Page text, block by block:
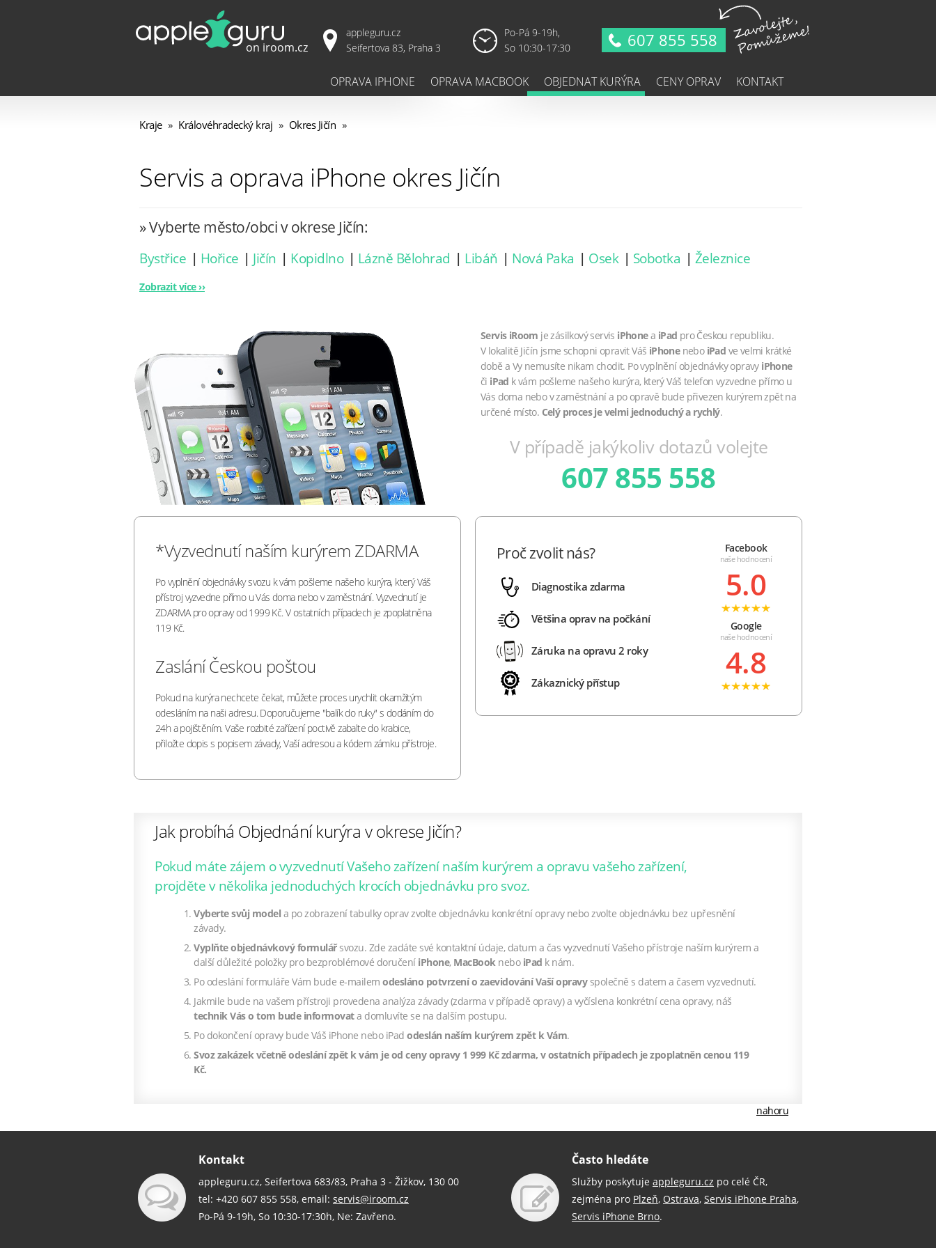
appleguru.cz
Seifertova 83, Praha 3
Po-Pá 9-19h,
So 10:30-17:30
607 855 558
OPRAVA IPHONE OPRAVA MACBOOK OBJEDNAT KURÝRA CENY OPRAV KONTAKT
Kraje » Královéhradecký kraj » Okres Jičín »
Servis a oprava iPhone okres Jičín
» Vyberte město/obci v okrese Jičín:
Bystřice | Hořice | Jičín | Kopidlno | Lázně Bělohrad | Libáň | Nová Paka | Osek | Sobotka | Železnice
Zobrazit více ››
Servis iRoom je zásilkový servis iPhonea iPad pro Českou republiku.
V lokalitě Jičín jsme schopni opravit Váš iPhonenebo iPad ve velmi krátké
době a Vy nemusíte nikam chodit. Po vyplnění objednávky opravy iPhone
či iPad k vám pošleme našeho kurýra, který Váš telefon vyzvedne přímo u
Vás doma nebo v zaměstnání a po opravě bude přivezen kurýrem zpět na
určené místo. Celý proces je velmi jednoduchý a rychlý.
V případě jakýkoliv dotazů volejte
607 855 558
*Vyzvednutí naším kurýrem ZDARMA
Po vyplnění objednávky svozu k vám pošleme našeho kurýra, který Váš
přístroj vyzvedne přímo u Vás doma nebo v zaměstnání. Vyzvednutí je
ZDARMA pro opravy od 1999 Kč. V ostatních případech je zpoplatněna
119 Kč.
Zaslání Českou poštou
Pokud na kurýra nechcete čekat, můžete proces urychlit okamžitým
odesláním na naši adresu. Doporučujeme "balík do ruky" s dodáním do
24h a pojištěním. Vaše rozbité zařízení poctivě zabalte do krabice,
přiložte dopis s popisem závady, Vaší adresou a kódem zámku přístroje.
Proč zvolit nás?
Diagnostika zdarma
Většina oprav na počkání
Záruka na opravu 2 roky
Zákaznický přístup
Facebook
naše hodnocení
5.0
Google
naše hodnocení
4.8
Jak probíhá Objednání kurýra v okrese Jičín?
Pokud máte zájem o vyzvednutí Vašeho zařízení naším kurýrem a opravu vašeho zařízení,
projděte v několika jednoduchých krocích objednávku pro svoz.
Vyberte svůj model a po zobrazení tabulky oprav zvolte objednávku konkrétní opravy nebo zvolte objednávku bez upřesnění
závady.
Vyplňte objednávkový formulářsvozu. Zde zadáte své kontaktní údaje, datum a čas vyzvednutí Vašeho přístroje naším kurýrem a
další důležité položky pro bezproblémové doručení iPhone, MacBooknebo iPad k nám.
Po odeslání formuláře Vám bude e-mailem odesláno potvrzení o zaevidování Vaší opravyspolečně s datem a časem vyzvednutí.
Jakmile bude na vašem přístroji provedena analýza závady (zdarma v případě opravy) a vyčíslena konkrétní cena opravy, náš
technik Vás o tom bude informovata domluvíte se na dalším postupu.
Po dokončení opravy bude Váš iPhone nebo iPad odeslán naším kurýrem zpět k Vám.
Svoz zakázek včetně odeslání zpět k vám je od ceny opravy 1 999 Kč zdarma, v ostatních případech je zpoplatněn cenou 119
Kč.
nahoru
Kontakt
appleguru.cz, Seifertova 683/83, Praha 3 - Žižkov, 130 00
tel: +420 607 855 558, email: servis@iroom.cz
Po-Pá 9-19h, So 10:30-17:30h, Ne: Zavřeno.
Často hledáte
Služby poskytuje appleguru.cz po celé ČR,
zejména pro Plzeň, Ostrava, Servis iPhone Praha,
Servis iPhone Brno.